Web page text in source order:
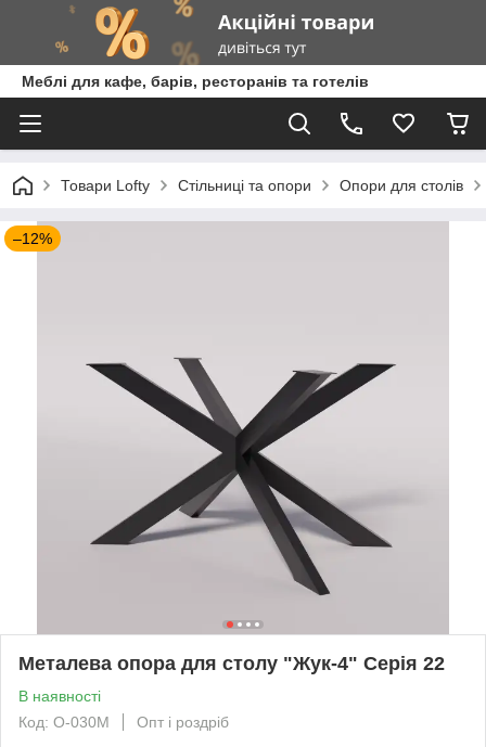
Меблі для кафе, барів, ресторанів та готелів
Товари Lofty Стільниці та опори Опори для столів
–12%
Металева опора для столу "Жук-4" Серія 22
В наявності
Код: O-030M
Опт і роздріб